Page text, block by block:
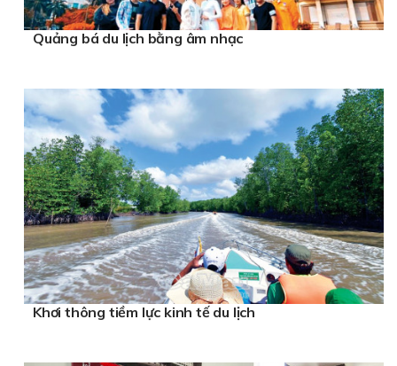
Quảng bá du lịch bằng âm nhạc
Khơi thông tiềm lực kinh tế du lịch